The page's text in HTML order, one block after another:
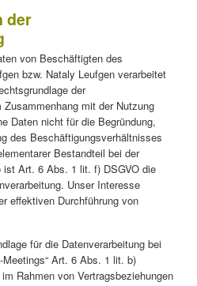
der
von Beschäftigten des
bzw. Nataly Leufgen verarbeitet
der
mit der Nutzung
Daten nicht für die Begründung,
des Beschäftigungsverhältnisses
Bestandteil bei der
Art. 6 Abs. 1 lit. f) DSGVO die
Unser Interesse
effektiven Durchführung von
für die Datenverarbeitung bei
Meetings“ Art. 6 Abs. 1 lit. b)
Rahmen von Vertragsbeziehungen